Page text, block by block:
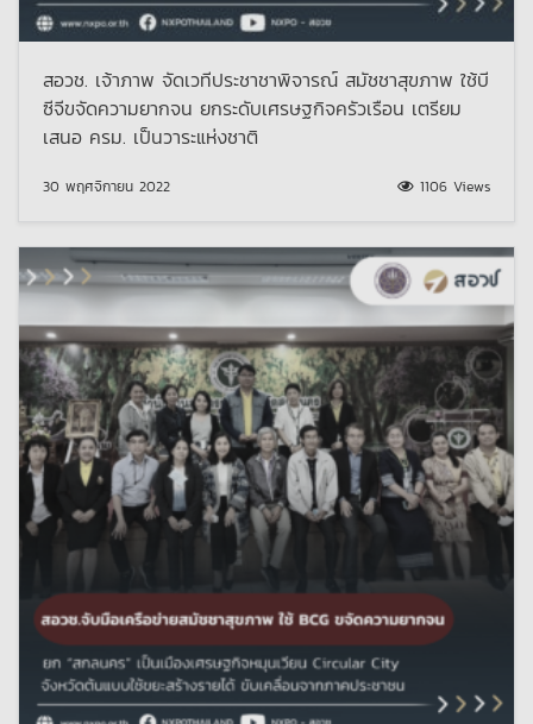
สอวช. เจ้าภาพ จัดเวทีประชาชาพิจารณ์ สมัชชาสุขภาพ ใช้บี
ซีจีขจัดความยากจน ยกระดับเศรษฐกิจครัวเรือน เตรียม
เสนอ ครม. เป็นวาระแห่งชาติ
30 พฤศจิกายน 2022 1106 Views